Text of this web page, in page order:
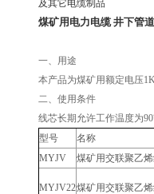
及其它电缆制品
煤矿用电力电缆 井下管
一、用途
本产品为煤矿用额定电压
二、使用条件
线芯长期允许工作温度为90
型号
名称
MYJV
煤矿用交联聚乙
MYJV22煤矿用交联聚乙